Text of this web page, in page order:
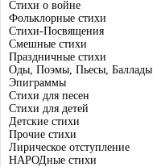
Стихи о войне
Фольклорные стихи
Стихи-Посвящения
Смешные стихи
Праздничные стихи
Оды, Поэмы, Пьесы, Баллады
Эпиграммы
Стихи для песен
Стихи для детей
Детские стихи
Прочие стихи
Лирическое отступление
НАРОДные стихи